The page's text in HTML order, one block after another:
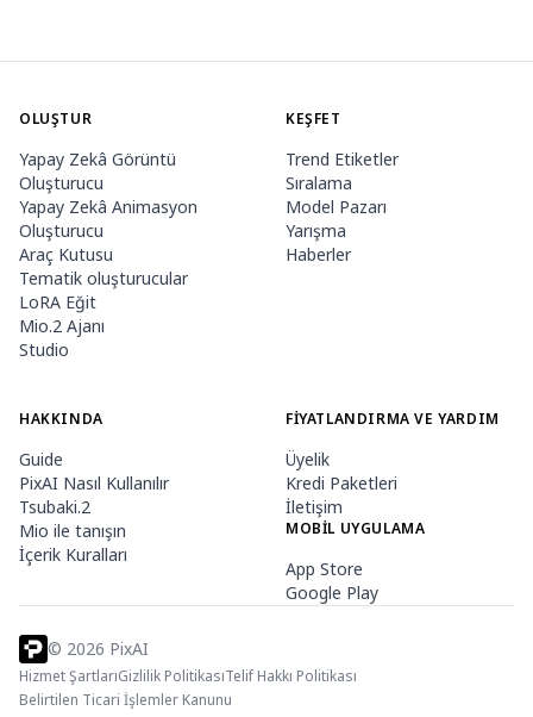
OLUŞTUR
Yapay Zekâ Görüntü
Oluşturucu
Yapay Zekâ Animasyon
Oluşturucu
Araç Kutusu
Tematik oluşturucular
LoRA Eğit
Mio.2 Ajanı
Studio
KEŞFET
Trend Etiketler
Sıralama
Model Pazarı
Yarışma
Haberler
HAKKINDA
Guide
PixAI Nasıl Kullanılır
Tsubaki.2
Mio ile tanışın
İçerik Kuralları
FIYATLANDIRMA VE YARDIM
Üyelik
Kredi Paketleri
İletişim
MOBIL UYGULAMA
App Store
Google Play
© 2026 PixAI
Hizmet ŞartlarıGizlilik PolitikasıTelif Hakkı Politikası
Belirtilen Ticari İşlemler Kanunu